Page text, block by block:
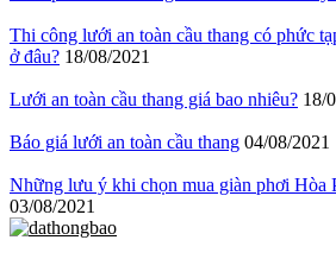
Thi công lưới an toàn cầu thang có phức
ở đâu? 18/08/2021
Lưới an toàn cầu thang giá bao nhiêu? 18/
Báo giá lưới an toàn cầu thang 04/08/2021
Những lưu ý khi chọn mua giàn phơi Hòa
03/08/2021